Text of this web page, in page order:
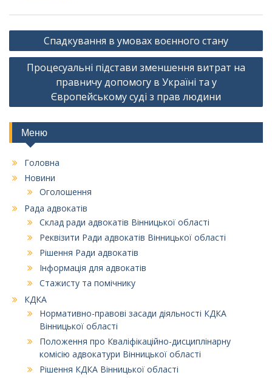
Навігація
записів
Спадкування в умовах воєнного стану
Процесуальні підстави зменшення витрат на
правничу допомогу в Україні та у
Європейському суді з прав людини
Меню
Головна
Новини
Оголошення
Рада адвокатів
Склад ради адвокатів Вінницької області
Реквізити Ради адвокатів Вінницької області
Рішення Ради адвокатів
Інформація для адвокатів
Стажисту та помічнику
КДКА
Нормативно-правові засади діяльності КДКА
Вінницької області
Положення про Кваліфікаційно-дисциплінарну
комісію адвокатури Вінницької області
Рішення КДКА Вінницької області